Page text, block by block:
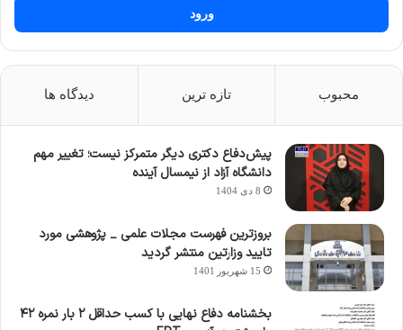
ورود
محبوب تازه ترین دیدگاه ها
پیش‌دفاع دکتری دیگر متمرکز نیست؛ تغییر مهم
دانشگاه آزاد از نیمسال آینده
8 دی 1404
بروزترین فهرست مجلات علمی _ پژوهشی مورد
تایید وزارتین منتشر گردید
15 شهریور 1401
بخشنامه دفاع نهایی با کسب حداقل ۲ بار نمره ۴۲